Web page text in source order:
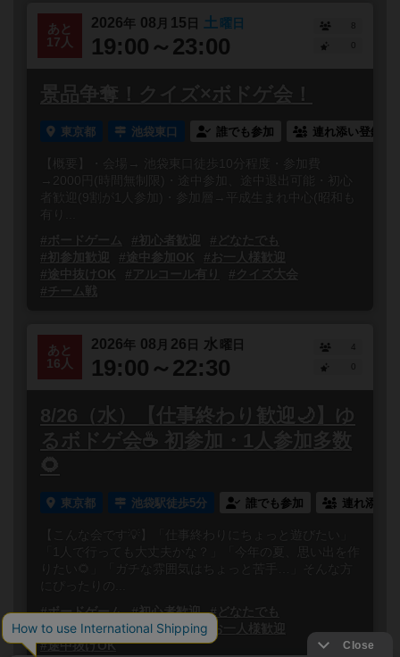
あと
17人
2026年 08 月 15 日 土 曜日
19:00～23:00
8
景品争奪！クイズ×ボドゲ会！
東京都 池袋東口 誰でも参加 連れ添い登録
【概要】・会場→ 池袋東口徒歩10分程度・参加費
→2000円(時間無制限)・途中参加、途中退出可能・初心
者歓迎(9割が1人参加)・参加層→平成生まれ中心(昭和も
有り...
#ボードゲーム
#初心者歓迎
#どなたでも
#初参加歓迎
#途中参加OK
#お一人様歓迎
#途中抜けOK
#アルコール有り
#クイズ大会
#チーム戦
あと
16人
2026年 08 月 26 日 水 曜日
19:00～22:30
4
8/26（水）【仕事終わり歓迎🌙】ゆ
るボドゲ会☕️ 初参加・1人参加多数
🌻
東京都 池袋駅徒歩5分 誰でも参加 連れ添い
【こんな会です💡】「仕事終わりにちょっと遊びたい」
「1人で行っても大丈夫かな？」「今年の夏、思い出を作
りたい🌻」「ガチな雰囲気はちょっと苦手…」そんな方
#ボードゲーム
#初心者歓迎
#どなたでも
#初参加歓迎
#途中参加OK
#お一人様歓迎
#途中抜けOK